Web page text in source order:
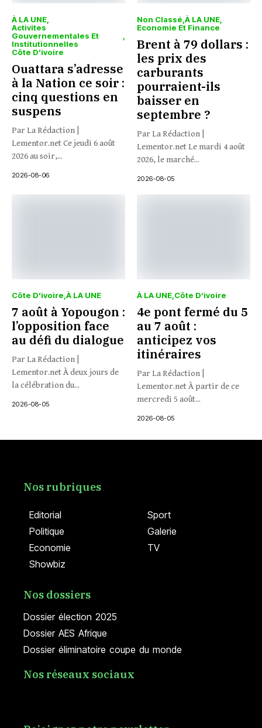
À LA UNE
Activites
Gouvernementales Et
Institutionnelles
Côte D’ivoire
Ouattara s’adresse
à la Nation ce soir :
cinq questions en
suspens
Par La Rédaction |
Lementor.net Ce jeudi 6 août
2026 au soir,...
2026-08-06
Non Classé À LA UNE
Economie Et Finance
Brent à 79 dollars :
les prix des
carburants
pourraient-ils
baisser en
septembre ?
Par La Rédaction |
Lementor.net Le mardi 4 août
2026, le marché...
2026-08-05
Côte D’ivoire À LA UNE
7 août à Yopougon :
l’opposition face
au défi du dialogue
Par La Rédaction |
Lementor.net À deux jours de
la célébration du...
2026-08-05
À LA UNE Côte D’ivoire
4e pont fermé du 5
au 7 août :
anticipez vos
itinéraires
Par La Rédaction |
Lementor.net À partir de ce
mercredi 5 août...
2026-08-05
Editorial
Politique
Economie
Showbiz
Sport
Galerie
TV
Nos rubriques
Dossier élection 2025
Dossier AES Afrique
Dossier éliminatoire coupe du monde
Nos dossiers
Nos réseaux sociaux